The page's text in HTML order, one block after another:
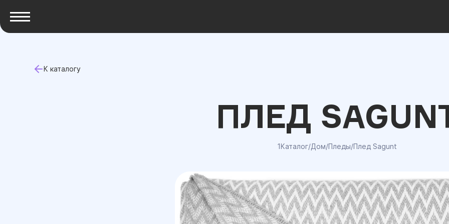
К каталогу
ПЛЕД
1Каталог/Дом/Пледы/Плед Sagunt